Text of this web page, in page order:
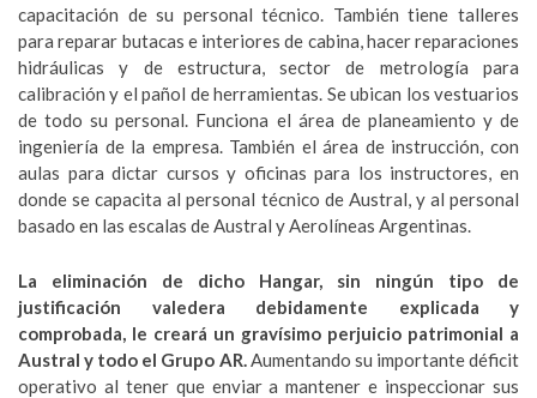
capacitación de su personal técnico. También tiene talleres
para reparar butacas e interiores de cabina, hacer reparaciones
hidráulicas y de estructura, sector de metrología para
calibración y el pañol de herramientas. Se ubican los vestuarios
de todo su personal. Funciona el área de planeamiento y de
ingeniería de la empresa. También el área de instrucción, con
aulas para dictar cursos y oficinas para los instructores, en
donde se capacita al personal técnico de Austral, y al personal
basado en las escalas de Austral y Aerolíneas Argentinas.
La eliminación de dicho Hangar, sin ningún tipo de
justificación valedera debidamente explicada y
comprobada, le creará un gravísimo perjuicio patrimonial a
Austral y todo el Grupo AR.Aumentando su importante déficit
operativo al tener que enviar a mantener e inspeccionar sus